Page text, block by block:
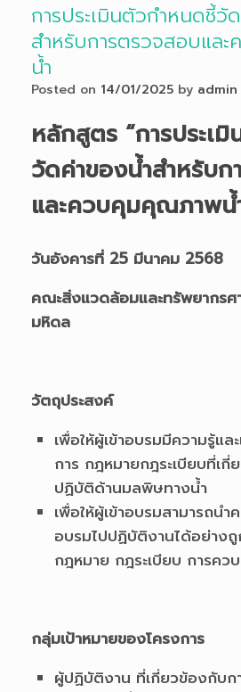
การประเมินตัวกำหนดชี้วั
สำหรับการตรวจสอบแล
น้ำ
Posted on 14/01/2025 by admin
หลักสูตร “การประเ
วัดค่าของน้ำสำหรับ
และควบคุมคุณภาพน้
วันอังคารที่ 25 มีนาคม 2568
คณะสิ่งแวดล้อมและทรัพยากร
มหิดล
วัตถุประสงค์
เพื่อให้ผู้เข้าอบรมมีความรู้แล
การ กฎหมายกฎระเบียบที่เกี่
ปฏิบัติด้านมลพิษทางน้ำ
เพื่อให้ผู้เข้าอบรมสามารถนำ
อบรมไปปฏิบัติงานได้อย่าง
กฎหมาย กฎระเบียบ การค
กลุ่มเป้าหมายของโครงการ
ผู้ปฏิบัติงาน ที่เกี่ยวข้องกับ